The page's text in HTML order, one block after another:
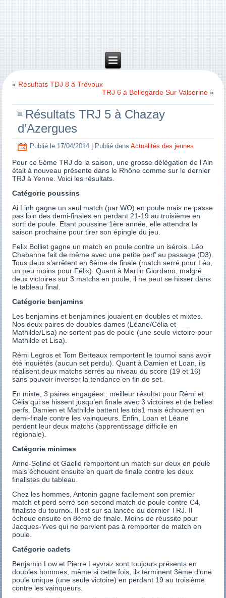
« Résultats TDJ 8 à Trévoux
TRJ 6 à Bellegarde Sur Valserine»
Résultats TRJ 5 à Chazay
d’Azergues
Publié le 17/04/2014 Publié dans Actualités des jeunes
Pour ce 5ème TRJ de la saison, une grosse délégation de l’Ain
était à nouveau présente dans le Rhône comme sur le dernier
TRJ à Yenne. Voici les résultats.
Catégorie poussins
Ai Linh gagne un seul match (par WO) en poule mais ne passe
pas loin des demi-finales en perdant 21-19 au troisième en
sorti de poule. Etant poussine 1ère année, elle attendra la
saison prochaine pour tirer son épingle du jeu.
Felix Bolliet gagne un match en poule contre un isérois. Léo
Chabanne fait de même avec une petite perf’ au passage (D3).
Tous deux s’arrêtent en 8ème de finale (match serré pour Léo,
un peu moins pour Félix). Quant à Martin Giordano, malgré
deux victoires sur 3 matchs en poule, il ne peut se hisser dans
le tableau final.
Catégorie benjamins
Les benjamins et benjamines jouaient en doubles et mixtes.
Nos deux paires de doubles dames (Léane/Célia et
Mathilde/Lisa) ne sortent pas de poule (une seule victoire pour
Mathilde et Lisa).
Rémi Legros et Tom Berteaux remportent le tournoi sans avoir
été inquiétés (aucun set perdu). Quant à Damien et Loan, ils
réalisent deux matchs serrés au niveau du score (19 et 16)
sans pouvoir inverser la tendance en fin de set.
En mixte, 3 paires engagées : meilleur résultat pour Rémi et
Célia qui se hissent jusqu’en finale avec 3 victoires et de belles
perfs. Damien et Mathilde battent les tds1 mais échouent en
demi-finale contre les vainqueurs. Enfin, Loan et Léane
perdent leur deux matchs (apprentissage difficile en
régionale).
Catégorie minimes
Anne-Soline et Gaelle remportent un match sur deux en poule
mais échouent ensuite en quart de finale contre les deux
finalistes du tableau.
Chez les hommes, Antonin gagne facilement son premier
match et perd serré son second match de poule contre C4,
finaliste du tournoi. Il est sur sa lancée du dernier TRJ. Il
échoue ensuite en 8ème de finale. Moins de réussite pour
Jacques-Yves qui ne parvient pas à remporter de match en
poule.
Catégorie cadets
Benjamin Low et Pierre Leyvraz sont toujours présents en
doubles hommes, même si cette fois, ils terminent 3ème d’une
poule unique (une seule victoire) en perdant 19 au troisième
contre les vainqueurs.